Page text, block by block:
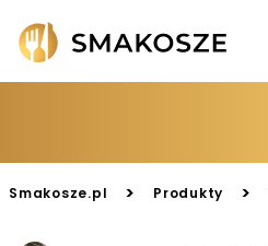
Smakosze.pl > Produkty >